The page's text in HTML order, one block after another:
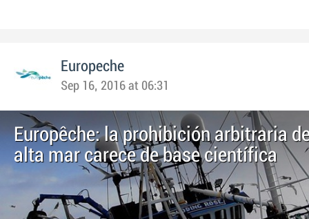
Europeche
Sep 16, 2016 at 06:31
Europêche: la prohibición arbitraria
alta mar carece de base científica